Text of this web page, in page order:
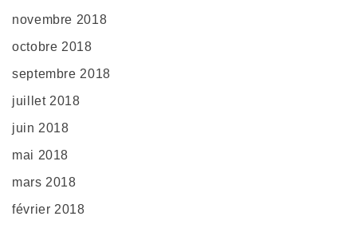
novembre 2018
octobre 2018
septembre 2018
juillet 2018
juin 2018
mai 2018
mars 2018
février 2018